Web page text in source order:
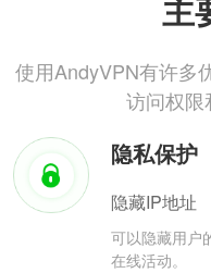
主
使用AndyVPN有许多
访问权限
隐私保护
隐藏IP地址
可以隐藏用户
在线活动。